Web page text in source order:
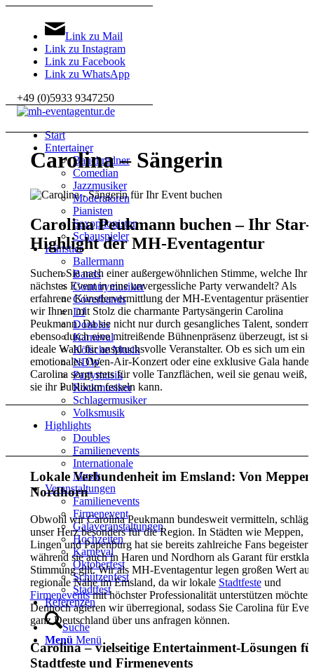
Link zu Mail
Link zu Instagram
Link zu Facebook
Link zu WhatsApp
+49 (0)5933 9347250
Start
Entertainer
Bauchredner
Comedian
Jazzmusiker
Moderatoren
Pianisten
Saxophonisten
Schauspieler
Künstler
Ballermann
Bands
Countrymusiker
Coverbands
DJ
Doubles
Karneval
Kölsche Musik
NDW
Partymusik
Rockmusiker
Schlagermusiker
Volksmusik
Highlights
Doubles
Familienevents
Internationale
Musik
Veranstaltungen
Familienevents
Firmenevent
Galaveranstaltungen
Hochzeiten
Karneval
Oktoberfest
Schützenfest
Stadtfest
Referenzen
Suche
Menü Menü
Carolina – Sängerin
Carolina Peukmann buchen – Ihr Star-
Highlight der MH-Eventagentur
Suchen Sie nach einer außergewöhnlichen Stimme, welche Ihr
nächstes Event in eine unvergessliche Party verwandelt?Als
erfahreneKünstlervermittlung der MH-Eventagentur
wir Ihnen mit Stolz die charmante Partysängerin Carolina
Peukmann.Da sie nicht nur durch gesangliches Talent, sondern
ebenso durch eine mitreißende Bühnenpräsenz überzeugt, ist
ideale Wahl für anspruchsvolle Veranstalter. Ob es sich um ein
emotionales Open-Air-Konzert oder eine exklusive Gala
Carolina sorgt stets für volle Tanzflächen, weil sie genau weiß,
sie ihr Publikum fesseln kann.
Lokale Verbundenheit im Emsland: Von
Nordhorn
Obwohl wir Carolina Peukmann bundesweit vermitteln, schlägt
unser Herz besonders für die Region. In Städten wie Meppen,
Lingen und Papenburg hat sie bereits zahlreiche Fans begeistert,
während sie auch in Haren und Nordhorn als Garant für
Stimmung gilt. Wir als MH-Eventagentur legen großen Wert auf
regionale Nähe im Emsland, da wir lokale Stadtfesteund
Firmeneventsmit höchster Professionalität unterstützen
Dennoch agieren wir überregional, sodass Sie Carolina für
ganz Deutschland über uns anfragen können.
Carolina – vielseitige Entertainment-Lösungen
Stadtfeste und Firmenevents